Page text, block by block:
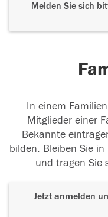
Melden Sie sich
In einem
Mitglieder einer
Bekannte
bilden. Bleiben Sie
und tragen Sie
Jetzt anmelden